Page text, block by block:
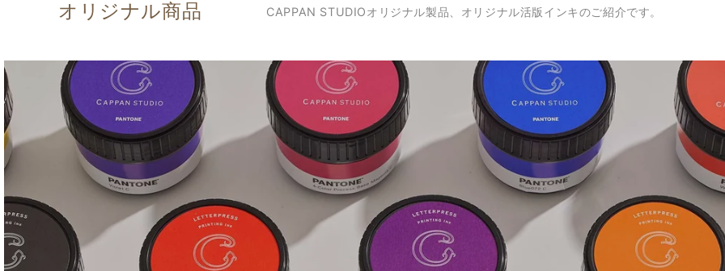
オリジナル商品 CAPPAN STUDIOオリジナル製品、オリジナル活版インキのご紹介です。